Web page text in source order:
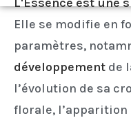
Elle se modifie en
paramètres,
développement de
l’évolution de sa
florale,